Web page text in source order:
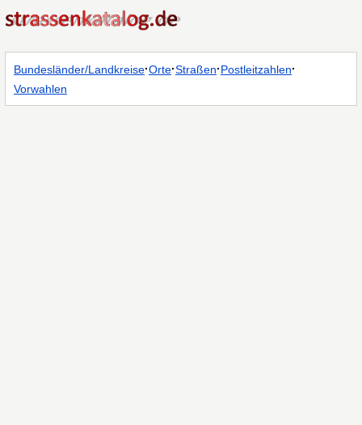
Bundesländer/Landkreise·Orte·Straßen·Postleitzahlen·
Vorwahlen